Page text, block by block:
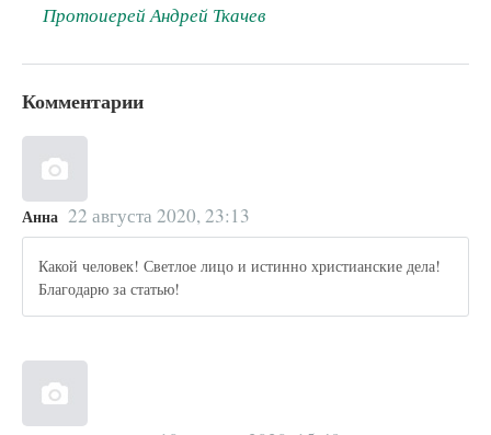
Протоиерей Андрей Ткачев
Комментарии
Анна 22 августа 2020, 23:13
Какой человек! Светлое лицо и истинно христианские дела!
Благодарю за статью!